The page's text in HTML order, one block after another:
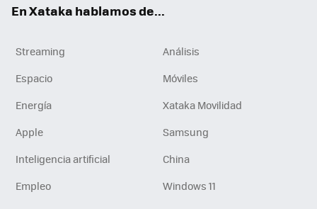
En Xataka hablamos de...
Streaming
Análisis
Espacio
Móviles
Energía
Xataka Movilidad
Apple
Samsung
Inteligencia artificial
China
Empleo
Windows 11